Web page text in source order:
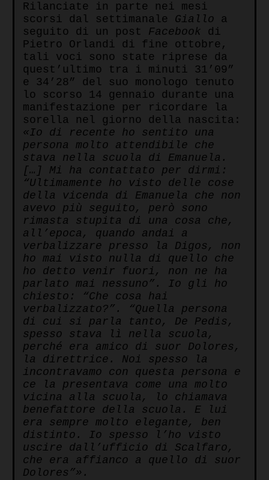
Rilanciate in parte nei mesi
scorsi dal settimanale Giallo a
seguito di un post Facebook di
Pietro Orlandi di fine ottobre,
tali voci sono state riprese da
quest’ultimo tra i minuti 31’09”
e 34’28” del suo monologo tenuto
lo scorso 14 gennaio durante una
manifestazione per ricordare la
sorella nel giorno della nascita:
«Io di recente ho sentito una
persona molto attendibile che
stava nella scuola di Emanuela.
[…] Mi ha contattato per dirmi:
“Ultimamente ho visto delle cose
della vicenda di Emanuela che non
avevo più seguito, però sono
rimasta stupita di una cosa che,
all’epoca, quando andai a
verbalizzare presso la Digos, non
ho mai visto nulla di quello che
ho detto venir fuori, non ne ha
parlato mai nessuno”. Io gli ho
chiesto: “Che cosa hai
verbalizzato?”. “Quella persona
di cui si parla tanto, De Pedis,
spesso stava lì nella scuola,
perché era amico di suor Dolores,
la direttrice. Noi spesso la
incontravamo con questa persona e
ce la presentava come una molto
vicina alla scuola, lo chiamava
benefattore della scuola. E lui
era sempre molto elegante, ben
distinto. Io spesso l’ho visto
uscire dall’ufficio di Scalfaro,
che era affianco a quello di suor
Dolores”».